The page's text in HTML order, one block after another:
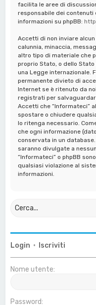
facilita le aree di
responsabile dei contenuti
informazioni su phpBB:
Accetti di non inviare
calunnia, minaccia,
altro tipo di materiale che
proprio Stato, o dello
una Legge internazionale.
permanente divieto di
Internet se è ritenuto da
registrati per
Accetti che “Informateci”
spostare o chiudere
lo ritenga necessario.
che ogni informazione
conservata in un
saranno divulgate a
“Informateci” o phpBB
qualsiasi violazione al
informazioni.
Login • Iscriviti
Nome utente:
Password: